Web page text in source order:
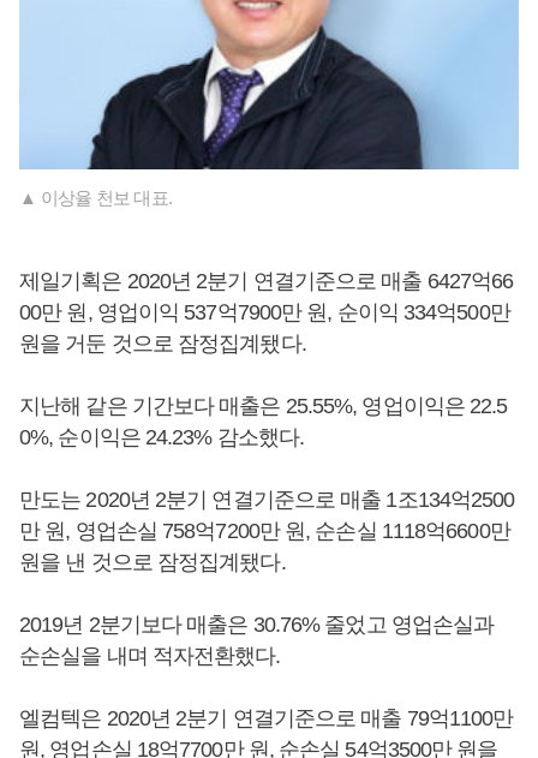
▲ 이상율 천보 대표.
제일기획은 2020년 2분기 연결기준으로 매출 6427억66
00만 원, 영업이익 537억7900만 원, 순이익 334억500만
원을 거둔 것으로 잠정집계됐다.
지난해 같은 기간보다 매출은 25.55%, 영업이익은 22.5
0%, 순이익은 24.23% 감소했다.
만도는 2020년 2분기 연결기준으로 매출 1조134억2500
만 원, 영업손실 758억7200만 원, 순손실 1118억6600만
원을 낸 것으로 잠정집계됐다.
2019년 2분기보다 매출은 30.76% 줄었고 영업손실과
순손실을 내며 적자전환했다.
엘컴텍은 2020년 2분기 연결기준으로 매출 79억1100만
원, 영업손실 18억7700만 원, 순손실 54억3500만 원을